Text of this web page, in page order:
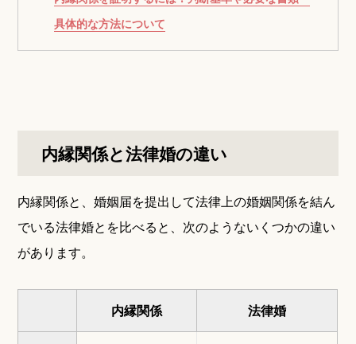
具体的な方法について
内縁関係と法律婚の違い
内縁関係と、婚姻届を提出して法律上の婚姻関係を結ん
でいる法律婚とを比べると、次のようないくつかの違い
があります。
内縁関係 法律婚